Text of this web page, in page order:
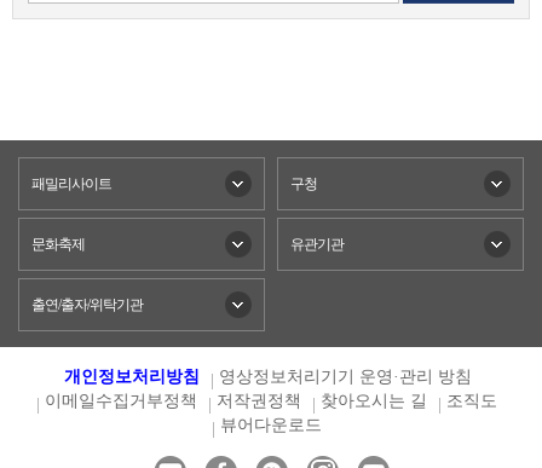
패밀리사이트 구청
문화축제 유관기관
출연/출자/위탁기관
개인정보처리방침
영상정보처리기기 운영·관리 방침
이메일수집거부정책
저작권정책 찾아오시는 길
조직도
뷰어다운로드